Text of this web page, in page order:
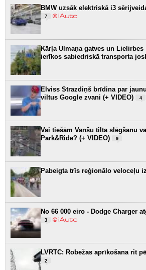
BMW uzsāk elektriskā i3
7
Kārļa Ulmaņa gatves un
ierīkos sabiedriskā transporta
Elviss Strazdiņš brīdina par
viltus Google zvani (+ VIDEO)
4
Vai tiešām Vanšu tilta slēgšanu
Park&Ride? (+ VIDEO)
9
Pabeigta trīs reģionālo veloceļu
No 66 000 eiro - Dodge Charger
3
LVRTC: Robežas aprīkošana rit
2